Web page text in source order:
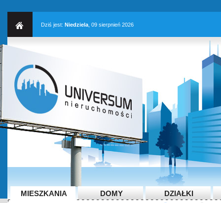
Dziś jest: Niedziela , 09 sierpnień 2026
MIESZKANIA DOMY DZIAŁKI